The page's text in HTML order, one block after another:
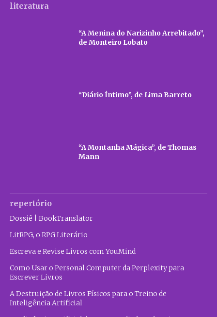
literatura
“A Menina do Narizinho Arrebitado”,
de Monteiro Lobato
“Diário Íntimo”, de Lima Barreto
“A Montanha Mágica”, de Thomas
Mann
repertório
Dossiê | BookTranslator
LitRPG, o RPG Literário
Escreva e Revise Livros com YouMind
Como Usar o Personal Computer da Perplexity para
Escrever Livros
A Destruição de Livros Físicos para o Treino de
Inteligência Artificial